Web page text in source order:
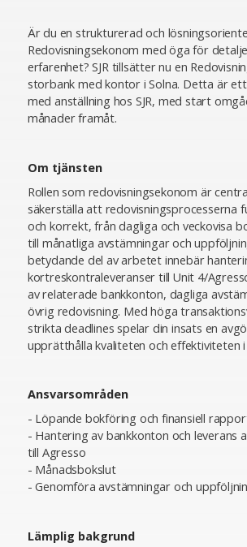
Är du en strukturerad och
Redovisningsekonom med öga för
erfarenhet? SJR tillsätter nu en
storbank med kontor i Solna. Detta är
med anställning hos SJR, med start
månader framåt.
Om tjänsten
Rollen som redovisningsekonom är
säkerställa att redovisningsprocesserna
och korrekt, från dagliga och veckovisa
till månatliga avstämningar och
betydande del av arbetet innebär
kortreskontraleveranser till Unit 4/
av relaterade bankkonton, dagliga
övrig redovisning. Med höga
strikta deadlines spelar din insats en
upprätthålla kvaliteten och effektiviteten
Ansvarsområden
- Löpande bokföring och finansiell
- Hantering av bankkonton och leverans
till Agresso
- Månadsbokslut
- Genomföra avstämningar och
Lämplig bakgrund